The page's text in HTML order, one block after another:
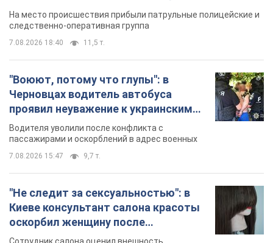
"Не следит за сексуальностью": в
Киеве консультант салона красоты
Фото
женщины, заявив, что у нее "мужская стрижка"
9 часов назад 17,9 т.